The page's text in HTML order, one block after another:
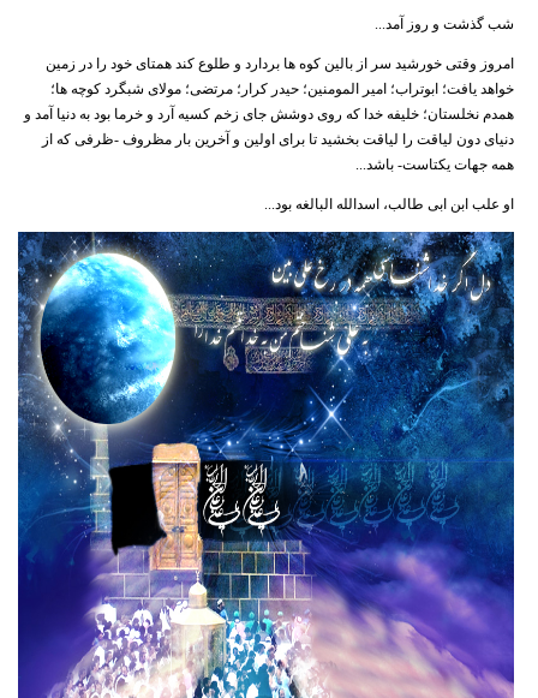
شب گذشت و روز آمد...
امروز وقتی خورشید سر از بالین کوه ها بردارد و طلوع کند همتای خود را در زمین
خواهد یافت؛ ابوتراب؛ امیر المومنین؛ حیدر کرار؛ مرتضی؛ مولای شبگرد کوچه ها؛
همدم نخلستان؛ خلیفه خدا که روی دوشش جای زخم کسیه آرد و خرما بود به دنیا آمد و
دنیای دون لیاقت را لیاقت بخشید تا برای اولین و آخرین بار مظروف -ظرفی که از
همه جهات یکتاست- باشد...
او علب ابن ابی طالب، اسدالله البالغه بود...